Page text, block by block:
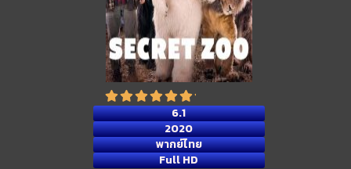
6.1
2020
พากย์ไทย
Full HD